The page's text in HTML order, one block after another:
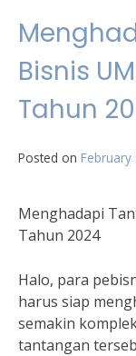
Bisnis
Tahun
Posted on February
Menghadapi
Tahun 2024
Halo, para
harus siap
semakin
tantangan